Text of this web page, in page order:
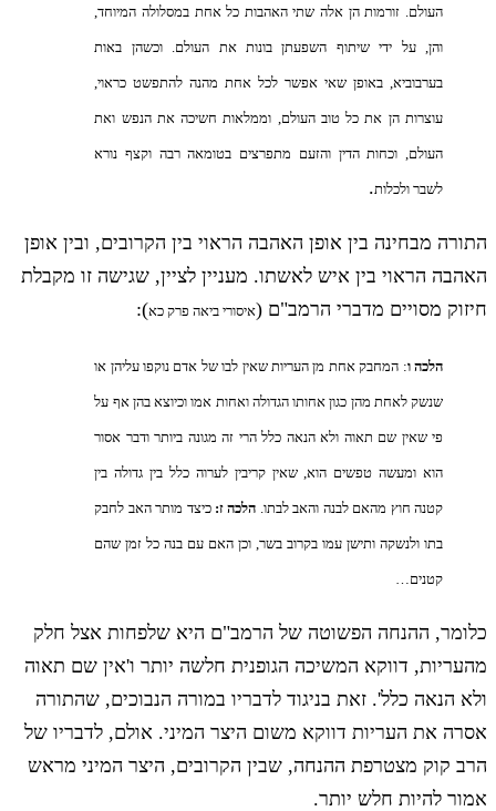
העולם. זורמות הן אלה שתי האהבות כל אחת במסלולה המיוחד,
והן, על ידי שיתוף השפעתן בונות את העולם. וכשהן באות
בערבוביא, באופן שאי אפשר לכל אחת מהנה להתפשט כראוי,
עוצרות הן את כל טוב העולם, וממלאות חשיכה את הנפש ואת
העולם, וכחות הדין והזעם מתפרצים בטומאה רבה וקצף נורא
לשבר ולכלות.
התורה מבחינה בין אופן האהבה הראוי בין הקרובים, ובין אופן
האהבה הראוי בין איש לאשתו. מעניין לציין, שגישה זו מקבלת
חיזוק מסויים מדברי הרמב"ם (איסורי ביאה פרק כא):
הלכה ו: המחבק אחת מן העריות שאין לבו של אדם נוקפו עליהן או
שנשק לאחת מהן כגון אחותו הגדולה ואחות אמו וכיוצא בהן אף על
פי שאין שם תאוה ולא הנאה כלל הרי זה מגונה ביותר ודבר אסור
הוא ומעשה טפשים הוא, שאין קריבין לערוה כלל בין גדולה בין
קטנה חוץ מהאם לבנה והאב לבתו. הלכה ז: כיצד מותר האב לחבק
בתו ולנשקה ותישן עמו בקרוב בשר, וכן האם עם בנה כל זמן שהם
קטנים…
כלומר, ההנחה הפשוטה של הרמב"ם היא שלפחות אצל חלק
מהעריות, דווקא המשיכה הגופנית חלשה יותר ו'אין שם תאוה
ולא הנאה כלל'. זאת בניגוד לדבריו במורה הנבוכים, שהתורה
אסרה את העריות דווקא משום היצר המיני. אולם, לדבריו של
הרב קוק מצטרפת ההנחה, שבין הקרובים, היצר המיני מראש
אמור להיות חלש יותר.